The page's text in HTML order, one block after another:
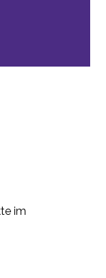
im